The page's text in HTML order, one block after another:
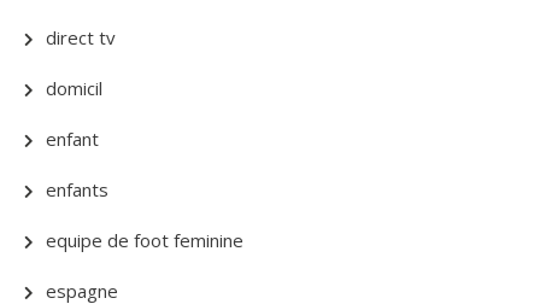
direct tv
domicil
enfant
enfants
equipe de foot feminine
espagne